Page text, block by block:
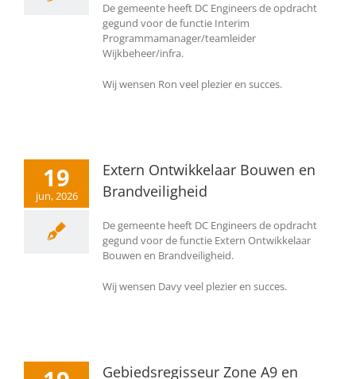
De gemeente heeft DC Engineers de opdracht
gegund voor de functie Interim
Programmamanager/teamleider
Wijkbeheer/infra.
Wij wensen Ron veel plezier en succes.
19
jun, 2026
Extern Ontwikkelaar Bouwen en
Brandveiligheid
De gemeente heeft DC Engineers de opdracht
gegund voor de functie Extern Ontwikkelaar
Bouwen en Brandveiligheid.
Wij wensen Davy veel plezier en succes.
Gebiedsregisseur Zone A9 en